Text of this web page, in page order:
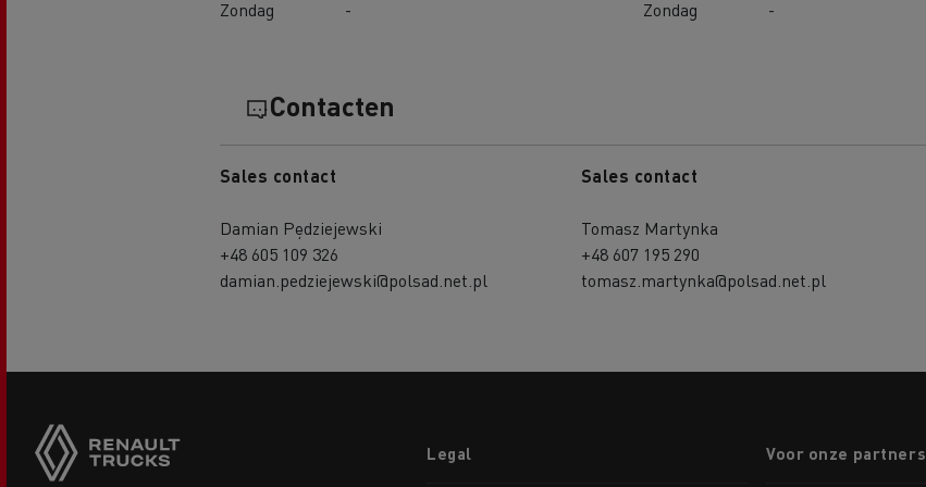
Zondag - Zondag -
Contacten
Sales contact
Damian Pędziejewski
+48 605 109 326
damian.pedziejewski@polsad.net.pl
Sales contact
Tomasz Martynka
+48 607 195 290
tomasz.martynka@polsad.net.pl
menuLegal Voor onze partners